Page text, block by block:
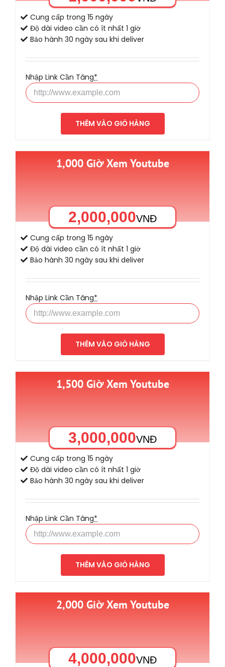
Cung cấp trong 15 ngày
Độ dài video cần có ít nhất 1 giờ
Bảo hành 30 ngày sau khi deliver
Nhập Link Cần Tăng*
THÊM VÀO GIỎ HÀNG
1,000 Giờ Xem Youtube
2,000,000VNĐ
Cung cấp trong 15 ngày
Độ dài video cần có ít nhất 1 giờ
Bảo hành 30 ngày sau khi deliver
Nhập Link Cần Tăng*
THÊM VÀO GIỎ HÀNG
1,500 Giờ Xem Youtube
3,000,000VNĐ
Cung cấp trong 15 ngày
Độ dài video cần có ít nhất 1 giờ
Bảo hành 30 ngày sau khi deliver
Nhập Link Cần Tăng*
THÊM VÀO GIỎ HÀNG
2,000 Giờ Xem Youtube
4,000,000VNĐ